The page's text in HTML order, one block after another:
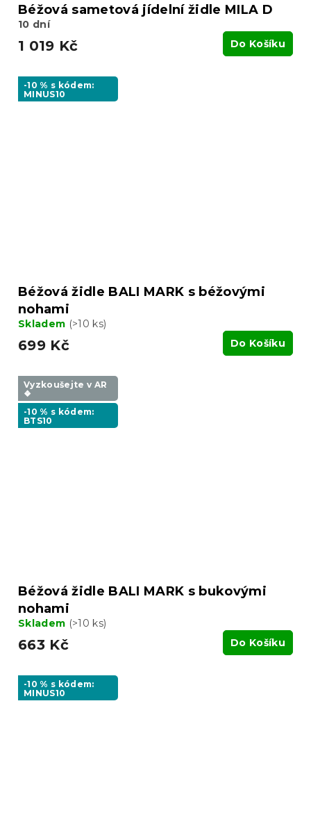
Béžová sametová jídelní židle MILA D
10 dní
1 019 Kč Do Košíku
-10 % s kódem:
MINUS10
Béžová židle BALI MARK s béžovými
nohami
Skladem (>10 ks)
699 Kč Do Košíku
Vyzkoušejte v AR
❖
-10 % s kódem:
BTS10
Béžová židle BALI MARK s bukovými
nohami
Skladem (>10 ks)
663 Kč Do Košíku
-10 % s kódem:
MINUS10